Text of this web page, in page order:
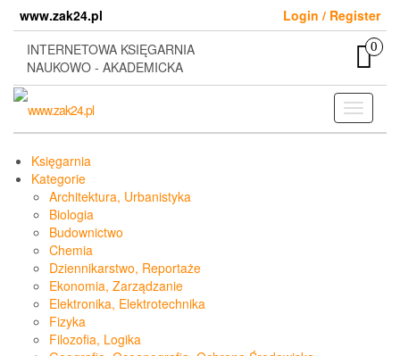
content
www.zak24.pl
Login / Register
INTERNETOWA KSIĘGARNIA
NAUKOWO - AKADEMICKA
0
Toggle
Księgarnia
Kategorie
Architektura, Urbanistyka
Biologia
Budownictwo
Chemia
Dziennikarstwo, Reportaże
Ekonomia, Zarządzanie
Elektronika, Elektrotechnika
Fizyka
Filozofia, Logika